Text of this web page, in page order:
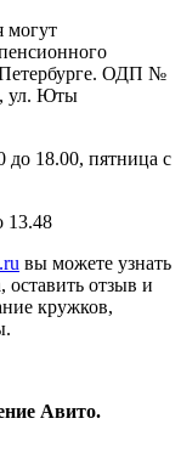
могут
Петербурге. ОДП №
ул. Юты
до 18.00, пятница с
13.48
вы можете узнать
оставить отзыв и
кружков,
Авито.